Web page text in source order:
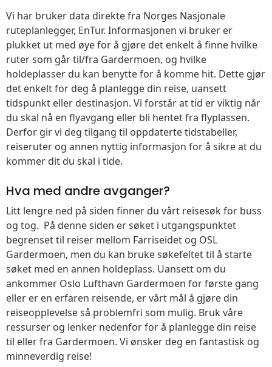
Vi har bruker data direkte fra Norges Nasjonale
ruteplanlegger, EnTur. Informasjonen vi bruker er
plukket ut med øye for å gjøre det enkelt å finne hvilke
ruter som går til/fra Gardermoen, og hvilke
holdeplasser du kan benytte for å komme hit. Dette gjør
det enkelt for deg å planlegge din reise, uansett
tidspunkt eller destinasjon. Vi forstår at tid er viktig når
du skal nå en flyavgang eller bli hentet fra flyplassen.
Derfor gir vi deg tilgang til oppdaterte tidstabeller,
reiseruter og annen nyttig informasjon for å sikre at du
kommer dit du skal i tide.
Hva med andre avganger?
Litt lengre ned på siden finner du vårt reisesøk for buss
og tog. På denne siden er søket i utgangspunktet
begrenset til reiser mellom Farriseidet og OSL
Gardermoen, men du kan bruke søkefeltet til å starte
søket med en annen holdeplass. Uansett om du
ankommer Oslo Lufthavn Gardermoen for første gang
eller er en erfaren reisende, er vårt mål å gjøre din
reiseopplevelse så problemfri som mulig. Bruk våre
ressurser og lenker nedenfor for å planlegge din reise
til eller fra Gardermoen. Vi ønsker deg en fantastisk og
minneverdig reise!